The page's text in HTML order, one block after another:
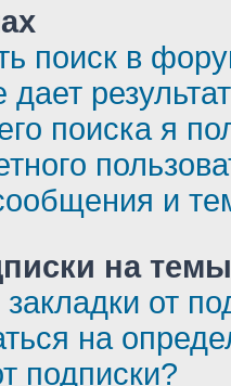
поиск в
поиска я
и
на темы
от
на
подписки?